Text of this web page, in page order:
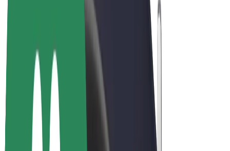
Bolt for Business
E-velosipēdi
Bolt Plus
Gūsti ieņēmumus ar Bolt
Autovadītāji
Autovadītāja ieņēmumi